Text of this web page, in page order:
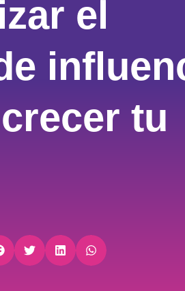
el
tu